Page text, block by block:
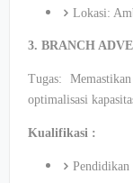
Lokasi:
3. BRANCH
Tugas:
optimalisasi
Kualifikasi :